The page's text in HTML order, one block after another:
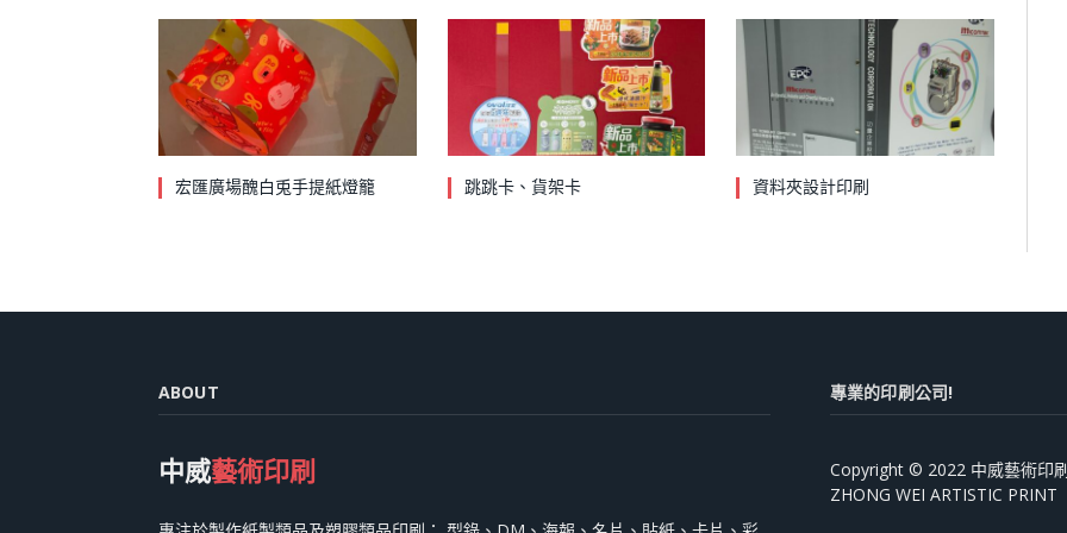
宏匯廣場醜白兎手提紙燈籠 跳跳卡、貨架卡 資料夾設計印刷
ABOUT
中威藝術印刷
專業的印刷公司!
Copyright © 2022 中威藝術印
ZHONG WEI ARTISTIC PRINT